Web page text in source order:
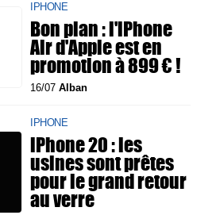
IPHONE
Bon plan : l'iPhone
Air d'Apple est en
promotion à 899 € !
16/07Alban
IPHONE
iPhone 20 : les
usines sont prêtes
pour le grand retour
au verre